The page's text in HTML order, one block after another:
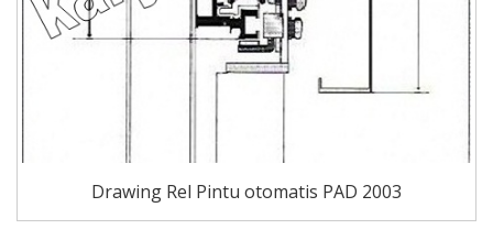
Drawing Rel Pintu otomatis PAD 2003